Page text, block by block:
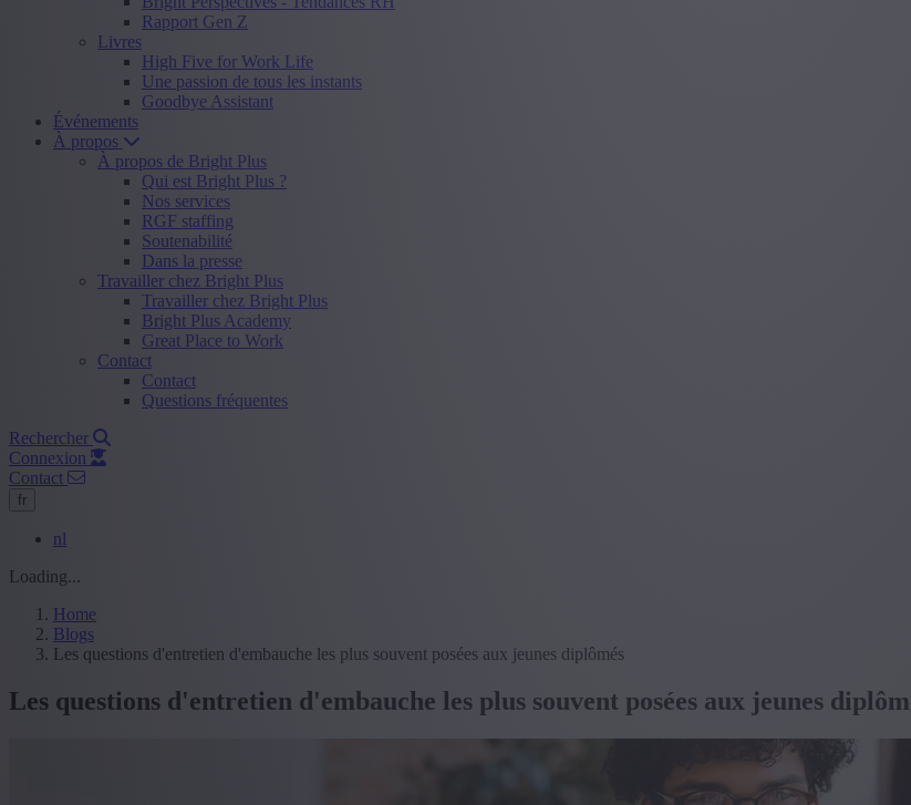
Rapport Gen Z
Livres
High Five for Work Life
Une passion de tous les instants
Goodbye Assistant
Événements
À propos
À propos de Bright Plus
Qui est Bright Plus ?
Nos services
RGF staffing
Soutenabilité
Dans la presse
Travailler chez Bright Plus
Travailler chez Bright Plus
Bright Plus Academy
Great Place to Work
Contact
Contact
Questions fréquentes
Rechercher
Connexion
Contact
fr
nl
Loading...
Home
Blogs
Les questions d'entretien d'embauche les plus souvent posées aux jeunes diplômés
Les questions d'entretien d'embauche les plus souvent posées aux jeunes